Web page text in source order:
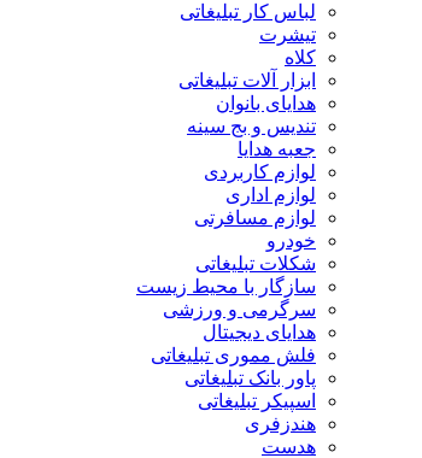
لباس کار تبلیغاتی
تیشرت
کلاه
ابزار آلات تبلیغاتی
هدایای بانوان
تندیس و بج سینه
جعبه هدایا
لوازم کاربردی
لوازم اداری
لوازم مسافرتی
خودرو
شکلات تبلیغاتی
سازگار با محیط زیست
سرگرمی و ورزشی
هدایای دیجیتال
فلش مموری تبلیغاتی
پاور بانک تبلیغاتی
اسپیکر تبلیغاتی
هندزفری
هدست